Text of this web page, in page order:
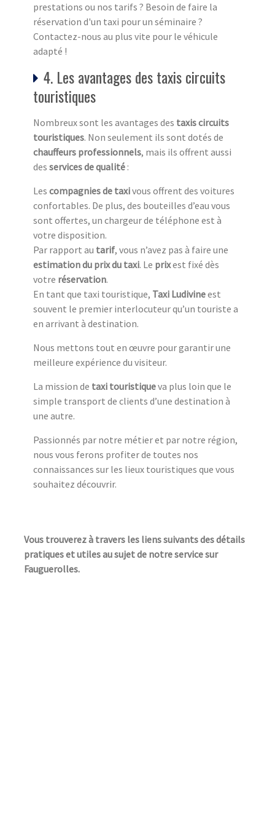
prestations ou nos tarifs ? Besoin de faire la
réservation d'un taxi pour un séminaire ?
Contactez-nous au plus vite pour le véhicule
adapté !
4. Les avantages des taxis circuits
touristiques
Nombreux sont les avantages des taxis circuits
touristiques. Non seulement ils sont dotés de
chauffeurs professionnels, mais ils offrent aussi
des services de qualité :
Les compagnies de taxivous offrent des voitures
confortables. De plus, des bouteilles d’eau vous
sont offertes, un chargeur de téléphone est à
votre disposition.
Par rapport au tarif, vous n’avez pas à faire une
estimation du prix du taxi. Le prixest fixé dès
votre réservation.
En tant que taxi touristique, Taxi Ludivineest
souvent le premier interlocuteur qu’un touriste a
en arrivant à destination.
Nous mettons tout en œuvre pour garantir une
meilleure expérience du visiteur.
La mission de taxi touristiqueva plus loin que le
simple transport de clients d’une destination à
une autre.
Passionnés par notre métier et par notre région,
nous vous ferons profiter de toutes nos
connaissances sur les lieux touristiques que vous
souhaitez découvrir.
Vous trouverez à travers les liens suivants des détails
pratiques et utiles au sujet de notre service sur
Fauguerolles.